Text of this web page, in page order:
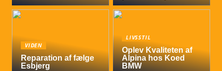
VIDEN
Reparation af fælge
Esbjerg
LIVSSTIL
Oplev Kvaliteten af
Alpina hos Koed
BMW